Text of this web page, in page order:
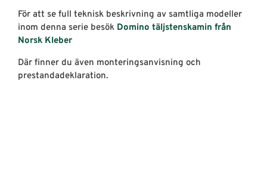
För att se full teknisk beskrivning av samtliga modeller
inom denna serie besök Domino täljstenskamin från
Norsk Kleber
Där finner du även monteringsanvisning och
prestandadeklaration.